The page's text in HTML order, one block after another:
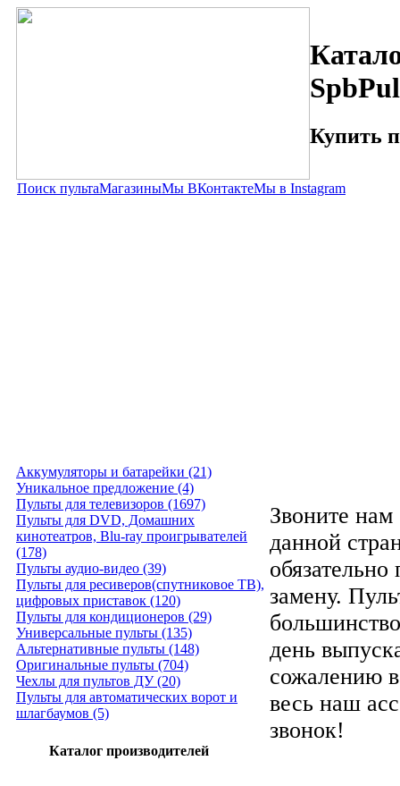
Купить
Поиск пультаМагазиныМы ВКонтактеМы в Instagram
Аккумуляторы и батарейки (21)
Уникальное предложение (4)
Пульты для телевизоров (1697)
Пульты для DVD, Домашних
кинотеатров, Blu-ray проигрывателей
(178)
Пульты аудио-видео (39)
Пульты для ресиверов(спутниковое ТВ),
цифровых приставок (120)
Пульты для кондиционеров (29)
Универсальные пульты (135)
Альтернативные пульты (148)
Оригинальные пульты (704)
Чехлы для пультов ДУ (20)
Пульты для автоматических ворот и
шлагбаумов (5)
Каталог производителей
Звоните нам
данной
замену.
день
сожалению
весь наш
звонок!